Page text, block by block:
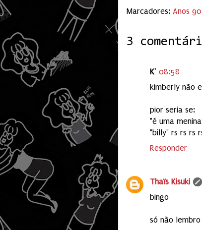
Marcadores: Anos 90
3
K' 08:58
kimberly não
pior seria se:
"é uma
"billy" rs rs rs
Responder
Thaïs Kisuki
bingo
só não